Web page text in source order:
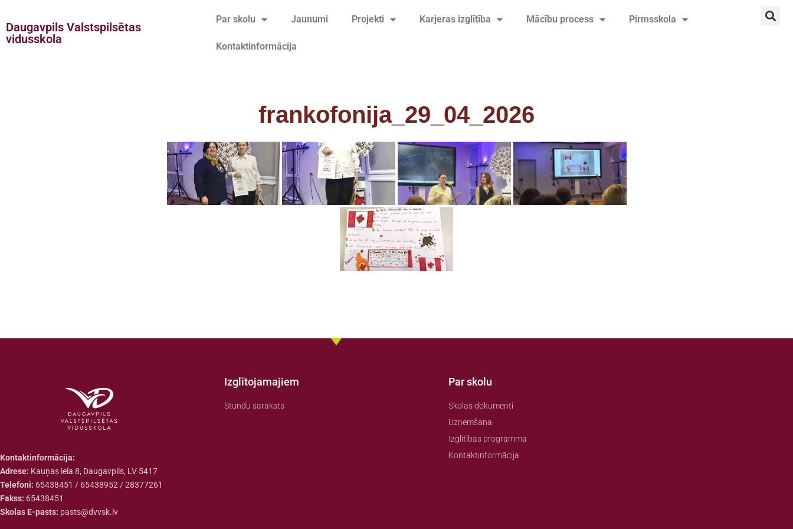
Doties
Daugavpils Valstspilsētas
vidusskola
Par skolu Jaunumi Projekti Karjeras izglītība Mācību process Pirmsskola
Kontaktinformācija
frankofonija_29_04_2026
Kontaktinformācija:
Adrese: Kauņas iela 8, Daugavpils, LV 5417
Telefoni: 65438451 / 65438952 / 28377261
Fakss: 65438451
Skolas E-pasts: pasts@dvvsk.lv
Izglītojamajiem
Stundu saraksts
Par skolu
Skolas dokumenti
Uzņemšana
Izglītības programma
Kontaktinformācija